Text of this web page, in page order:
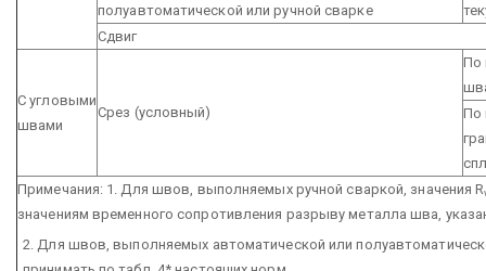
полуавтоматической или ручной сварке
Сдвиг
С угловыми
швами
Срез (условный)
По
По
Примечания: 1. Для швов, выполняемых ручной сваркой, значения R
значениям временного сопротивления разрыву металла шва,
2. Для швов, выполняемых автоматической или